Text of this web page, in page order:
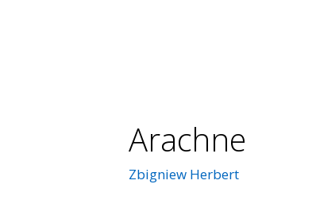
Arachne
Zbigniew Herbert